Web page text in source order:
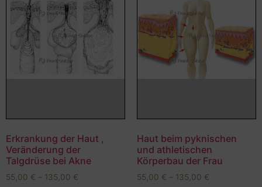
Erkrankung der Haut ,
Veränderung der
Talgdrüse bei Akne
55,00 € – 135,00 €
Haut beim pyknischen
und athletischen
Körperbau der Frau
55,00 € – 135,00 €